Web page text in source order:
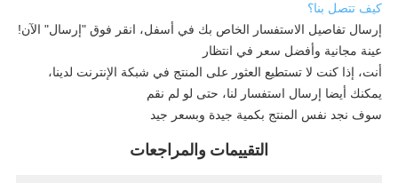
كيف تتصل بنا؟
إرسال تفاصيل الاستفسار الخاص بك في أسفل، انقر فوق "إرسال" الآن!
عينة مجانية وأفضل سعر في انتظار
أنت، إذا كنت لا تستطيع العثور على المنتج في شبكة الإنترنت لدينا،
يمكنك أيضا إرسال استفسار لنا، حتى لو لم نقم
سوف نجد نفس المنتج بكمية جيدة وبسعر جيد
التقييمات والمراجعات